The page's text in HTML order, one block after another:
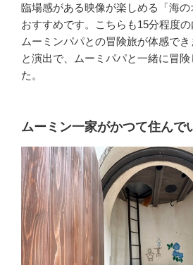
臨場感がある映像が楽しめる「海
おすすめです。こちらも15分程度
ムーミンパパとの冒険旅が体感で
と演出で、ムーミパパと一緒に冒
た。
ムーミン一家がかつて住んで